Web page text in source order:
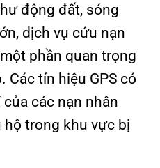
động đất, sóng
dịch vụ cứu nạn
phần quan trọng
tín hiệu GPS có
các nạn nhân
trong khu vực bị